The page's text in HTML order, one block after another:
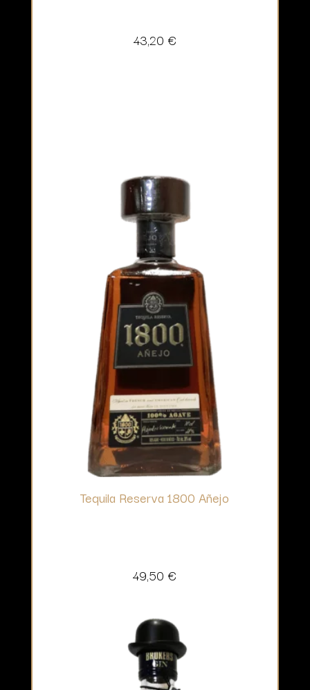
43,20 €
Tequila Reserva 1800 Añejo
49,50 €